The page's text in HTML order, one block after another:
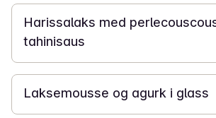
Harissalaks med
tahinisaus
12 t
Laksemousse og agurk i glass
1 t 20 min